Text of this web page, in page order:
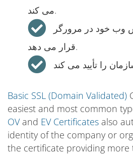
می کند.
وب خود در مرورگر
قرار می دهد.
Basic SSL (Domain Validated)
easiest and most common
OVand EV Certificates also
identity of the company or
the certificate providing more